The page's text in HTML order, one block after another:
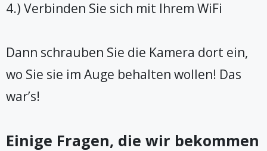
4.) Verbinden Sie sich mit Ihrem WiFi
Dann schrauben Sie die Kamera dort ein,
wo Sie sie im Auge behalten wollen! Das
war’s!
Einige Fragen, die wir bekommen